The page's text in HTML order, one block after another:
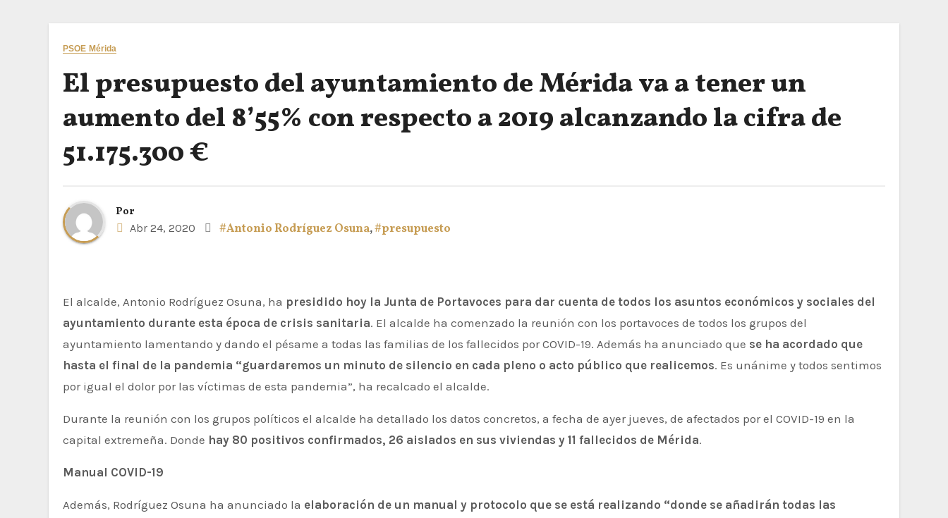
PSOE Mérida
El presupuesto del ayuntamiento de Mérida va a tener un
aumento del 8’55% con respecto a 2019 alcanzando la cifra de
51.175.300 €
Por
Abr 24, 2020
#Antonio Rodríguez Osuna,#presupuesto
El alcalde, Antonio Rodríguez Osuna, ha presidido hoy la Junta de Portavoces para dar cuenta de todos los asuntos económicos y sociales del
ayuntamiento durante esta época de crisis sanitaria. El alcalde ha comenzado la reunión con los portavoces de todos los grupos del
ayuntamiento lamentando y dando el pésame a todas las familias de los fallecidos por COVID-19. Además ha anunciado que se ha acordado que
hasta el final de la pandemia “guardaremos un minuto de silencio en cada pleno o acto público que realicemos. Es unánime y todos sentimos
por igual el dolor por las víctimas de esta pandemia”, ha recalcado el alcalde.
Durante la reunión con los grupos políticos el alcalde ha detallado los datos concretos, a fecha de ayer jueves, de afectados por el COVID-19 en la
capital extremeña. Donde hay 80 positivos confirmados, 26 aislados en sus viviendas y 11 fallecidos de Mérida.
Manual COVID-19
Además, Rodríguez Osuna ha anunciado la elaboración de un manual y protocolo que se está realizando “donde se añadirán todas las